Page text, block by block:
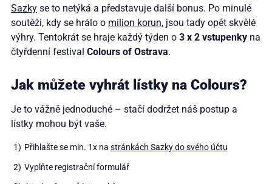
Sazky se to netýká a představuje další bonus. Po minulé
soutěži, kdy se hrálo o milion korun, jsou tady opět skvělé
výhry. Tentokrát se hraje každý týden o 3 x 2 vstupenky na
čtyřdenní festival Colours of Ostrava.
Jak můžete vyhrát lístky na Colours?
Je to vážně jednoduché – stačí dodržet náš postup a
lístky mohou být vaše.
Přihlašte se min. 1x na stránkách Sazky do svého účtu
Vyplňte registrační formulář